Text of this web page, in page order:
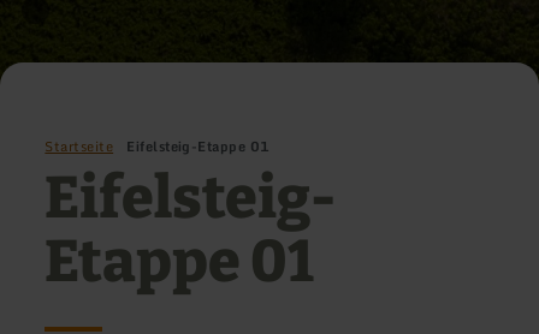
Startseite Eifelsteig-Etappe 01
Eifelsteig-
Etappe 01